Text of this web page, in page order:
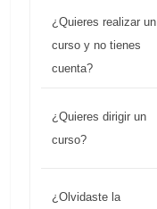
¿Quieres realizar un
curso y no tienes
cuenta?
¿Quieres dirigir un
curso?
¿Olvidaste la